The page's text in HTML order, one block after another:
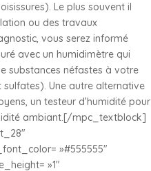
Le plus souvent il
ou des travaux
vous serez informé
avec un humidimètre qui
substances néfastes à votre
sulfates). Une autre alternative
un testeur d’humidité pour
ambiant.[/mpc_textblock]
»#555555″
»1″